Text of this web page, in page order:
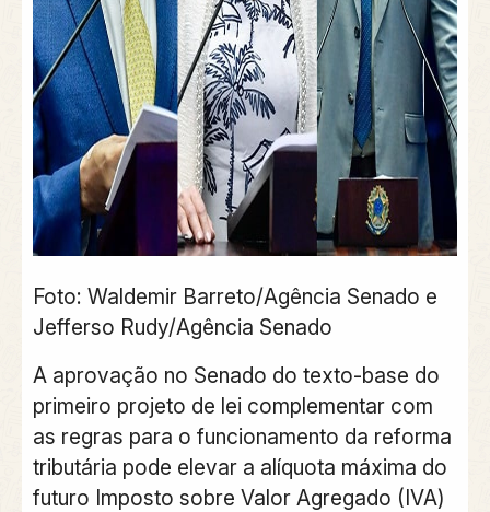
Foto: Waldemir Barreto/Agência Senado e
Jefferso Rudy/Agência Senado
A aprovação no Senado do texto-base do
primeiro projeto de lei complementar com
as regras para o funcionamento da reforma
tributária pode elevar a alíquota máxima do
futuro Imposto sobre Valor Agregado (IVA)